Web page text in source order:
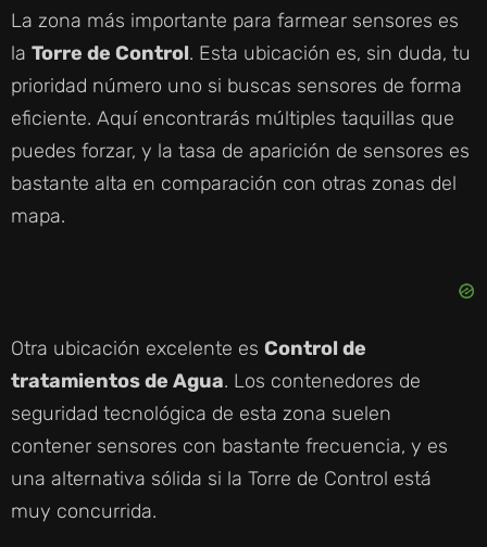
La zona más importante para farmear sensores es
la Torre de Control. Esta ubicación es, sin duda, tu
prioridad número uno si buscas sensores de forma
eficiente. Aquí encontrarás múltiples taquillas que
puedes forzar, y la tasa de aparición de sensores es
bastante alta en comparación con otras zonas del
mapa.
Otra ubicación excelente es Control de
tratamientos de Agua. Los contenedores de
seguridad tecnológica de esta zona suelen
contener sensores con bastante frecuencia, y es
una alternativa sólida si la Torre de Control está
muy concurrida.